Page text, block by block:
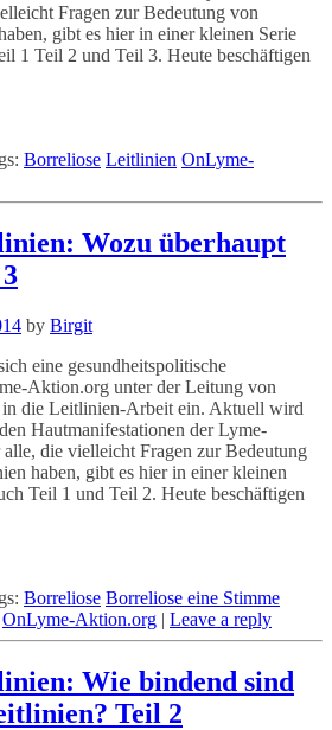
Fragen zur Bedeutung von
gibt es hier in einer kleinen Serie
1 Teil 2 und Teil 3. Heute beschäftigen
Borreliose Leitlinien OnLyme-
Wozu überhaupt
by Birgit
eine gesundheitspolitische
Aktion.org unter der Leitung von
in die Leitlinien-Arbeit ein. Aktuell wird
Hautmanifestationen der Lyme-
die vielleicht Fragen zur Bedeutung
haben, gibt es hier in einer kleinen
Teil 1 und Teil 2. Heute beschäftigen
Borreliose Borreliose eine Stimme
OnLyme-Aktion.org | Leave a reply
Wie bindend sind
Teil 2